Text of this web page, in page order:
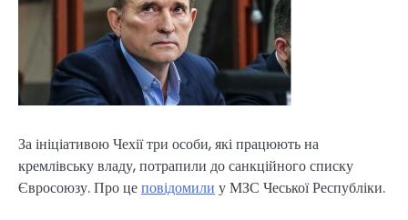
За ініціативою Чехії три особи, які працюють на
кремлівську владу, потрапили до санкційного списку
Євросоюзу. Про цеповідомили у МЗС Чеської Республіки.